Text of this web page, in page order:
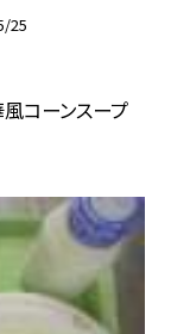
25
コーンスープ